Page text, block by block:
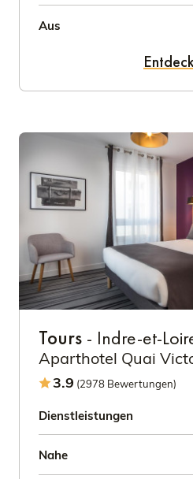
Aus
Tours - Indre-et-
Aparthotel Quai
3.9 (2978 Bewertungen)
Dienstleistungen
Nahe